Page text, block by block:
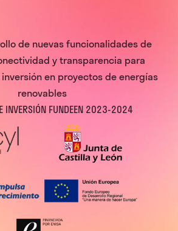
de nuevas funcionalidades de
y transparencia para
en proyectos de energías
renovables
INVERSIÓN FUNDEEN 2023-2024